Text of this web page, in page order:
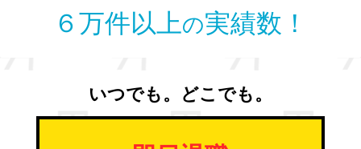
６万件以上の実績数！
いつでも。どこでも。